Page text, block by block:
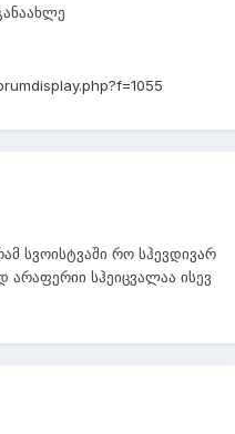
სვოისტვაში რო სჰევდივარ
სჰეიცვალაა ისევ